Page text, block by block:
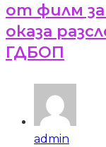
от филм за
оказа
ГДБОП
admin